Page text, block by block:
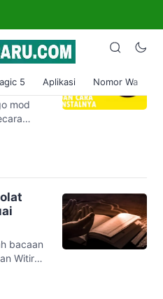
5 Aplikasi Nomor Wa
mod
juga
berikan
bacaan
Witir
Tidak
dibahas